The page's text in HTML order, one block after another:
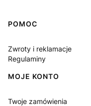
Linki w stopce
POMOC
Zwroty i reklamacje
Regulaminy
MOJE KONTO
Twoje zamówienia